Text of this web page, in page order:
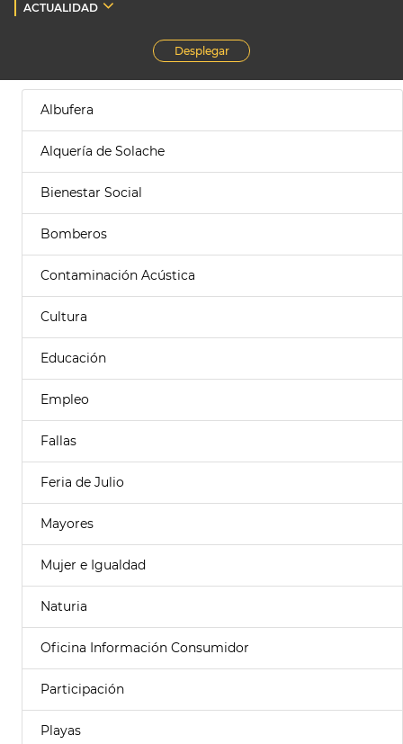
ACTUALIDAD
Desplegar
Albufera
Alquería de Solache
Bienestar Social
Bomberos
Contaminación Acústica
Cultura
Educación
Empleo
Fallas
Feria de Julio
Mayores
Mujer e Igualdad
Naturia
Oficina Información Consumidor
Participación
Playas